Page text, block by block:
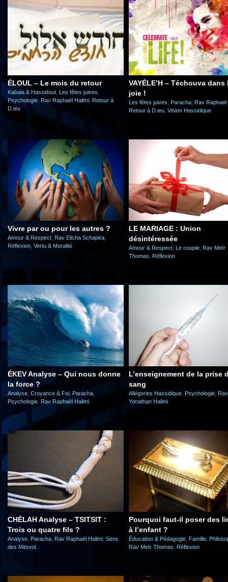
ÉLOUL – Le mois du retour
Kabala & Hassidout Les fêtes juives
Psychologie ,Rav Raphaël Halimi Retour à
D.ieu
VAYÉLE’H – Téchouva dans
joie !
Les fêtes juives Paracha Rav Raphaël
Retour à D.ieu Vision Hassidique
Vivre par ou pour les autres ?
Amour & Respect Rav Elicha Schapira
Réflexion Vertu & Moralité
LE MARIAGE : Union
désintéressée
Amour & Respect Le couple Rav Meïr
Thomas Réflexion
ÉKEV Analyse – Qui nous donne
la force ?
Analyse Croyance & Foi ,Paracha
Psychologie Rav Raphaël Halimi
L’enseignement de la prise
sang
Allégories Hassidique Psychologie Rav
Yonathan Halimi
CHÉLAH Analyse – TSITSIT :
Trois ou quatre fils ?
Analyse Paracha Rav Raphaël Halimi Sens
des Mitsvot
Pourquoi faut-il poser des
à l’enfant ?
Éducation & Pédagogie Famille
Rav Meïr Thomas Réflexion